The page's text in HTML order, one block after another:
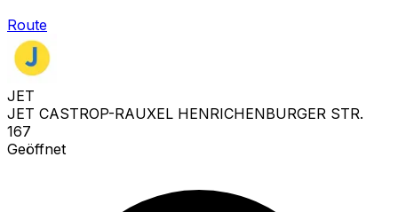
Route
JET
JET CASTROP-RAUXEL HENRICHENBURGER STR.
167
Geöffnet